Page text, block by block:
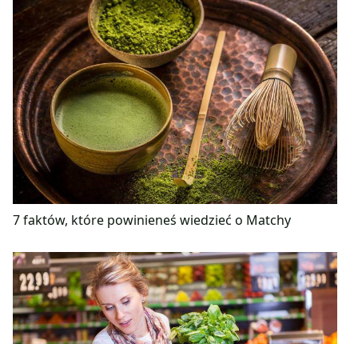
7 faktów, które powinieneś wiedzieć o Matchy